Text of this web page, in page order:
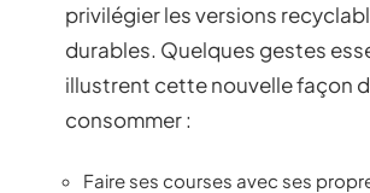
privilégier les versions
durables. Quelques gestes
illustrent cette nouvelle façon
consommer :
Faire ses courses avec ses